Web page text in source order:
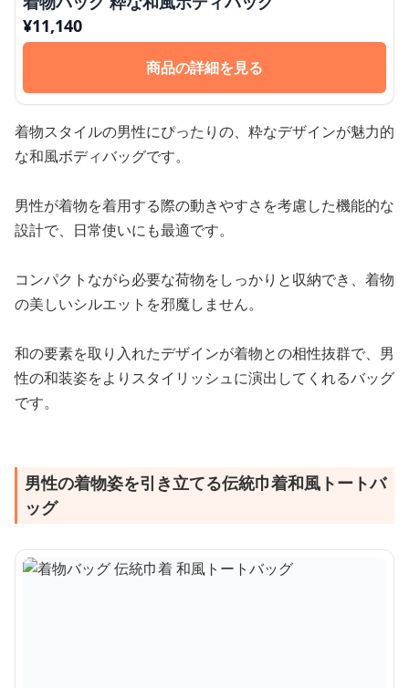
¥11,140
商品の詳細を見る
着物スタイルの男性にぴったりの、粋なデザインが魅力的
な和風ボディバッグです。
男性が着物を着用する際の動きやすさを考慮した機能的な
設計で、日常使いにも最適です。
コンパクトながら必要な荷物をしっかりと収納でき、着物
の美しいシルエットを邪魔しません。
和の要素を取り入れたデザインが着物との相性抜群で、男
性の和装姿をよりスタイリッシュに演出してくれるバッグ
です。
男性の着物姿を引き立てる伝統巾着和風トートバ
ッグ